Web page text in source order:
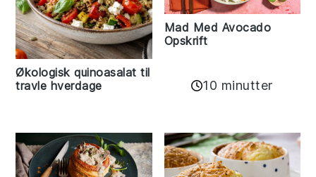
Økologisk quinoasalat til
travle hverdage
Mad Med Avocado
Opskrift
10 minutter